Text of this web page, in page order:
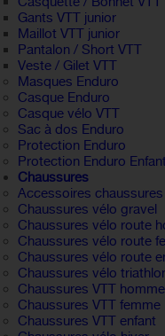
Gants VTT junior
Maillot VTT junior
Pantalon / Short VTT
Veste / Gilet VTT
Masques Enduro
Casque Enduro
Casque vélo VTT
Sac à dos Enduro
Protection Enduro
Protection Enduro Enfant
Chaussures
Accessoires chaussures
Chaussures vélo gravel
Chaussures vélo route
Chaussures vélo route
Chaussures vélo route
Chaussures vélo
Chaussures VTT homme
Chaussures VTT femme
Chaussures VTT enfant